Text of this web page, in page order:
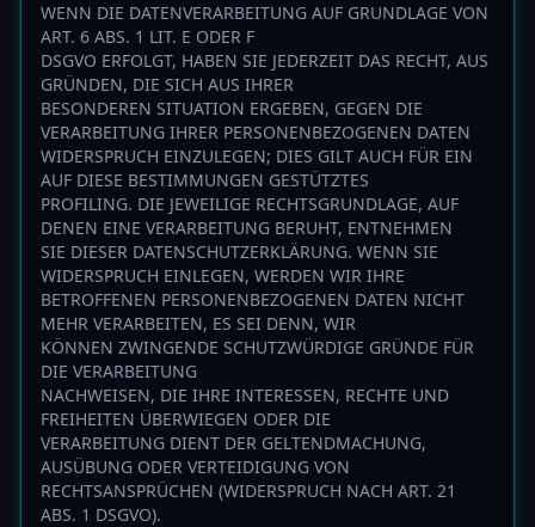
WENN DIE DATENVERARBEITUNG AUF GRUNDLAGE VON
ART. 6 ABS. 1 LIT. E ODER F
DSGVO ERFOLGT, HABEN SIE JEDERZEIT DAS RECHT, AUS
GRÜNDEN, DIE SICH AUS IHRER
BESONDEREN SITUATION ERGEBEN, GEGEN DIE
VERARBEITUNG IHRER PERSONENBEZOGENEN DATEN
WIDERSPRUCH EINZULEGEN; DIES GILT AUCH FÜR EIN
AUF DIESE BESTIMMUNGEN GESTÜTZTES
PROFILING. DIE JEWEILIGE RECHTSGRUNDLAGE, AUF
DENEN EINE VERARBEITUNG BERUHT, ENTNEHMEN
SIE DIESER DATENSCHUTZERKLÄRUNG. WENN SIE
WIDERSPRUCH EINLEGEN, WERDEN WIR IHRE
BETROFFENEN PERSONENBEZOGENEN DATEN NICHT
MEHR VERARBEITEN, ES SEI DENN, WIR
KÖNNEN ZWINGENDE SCHUTZWÜRDIGE GRÜNDE FÜR
DIE VERARBEITUNG
NACHWEISEN, DIE IHRE INTERESSEN, RECHTE UND
FREIHEITEN ÜBERWIEGEN ODER DIE
VERARBEITUNG DIENT DER GELTENDMACHUNG,
AUSÜBUNG ODER VERTEIDIGUNG VON
RECHTSANSPRÜCHEN (WIDERSPRUCH NACH ART. 21
ABS. 1 DSGVO).